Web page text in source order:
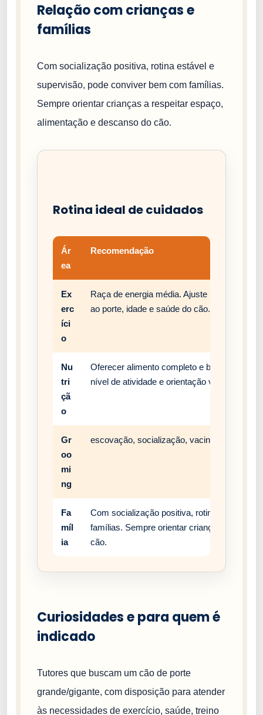
Relação com crianças e
famílias
Com socialização positiva, rotina estável e
supervisão, pode conviver bem com famílias.
Sempre orientar crianças a respeitar espaço,
alimentação e descanso do cão.
Rotina ideal de cuidados
Ár
ea
Recomendação
Ex
erc
íci
o
Raça de energia média. Ajuste passeios,
ao porte, idade e saúde do cão.
Nu
tri
çã
o
Oferecer alimento completo e balanceado,
nível de atividade e orientação veterinária.
Gr
oo
mi
ng
escovação, socialização, vacinação e rotina
Fa
míl
ia
Com socialização positiva, rotina estável e
famílias. Sempre orientar crianças a
cão.
Curiosidades e para quem é
indicado
Tutores que buscam um cão de porte
grande/gigante, com disposição para atender
às necessidades de exercício, saúde, treino